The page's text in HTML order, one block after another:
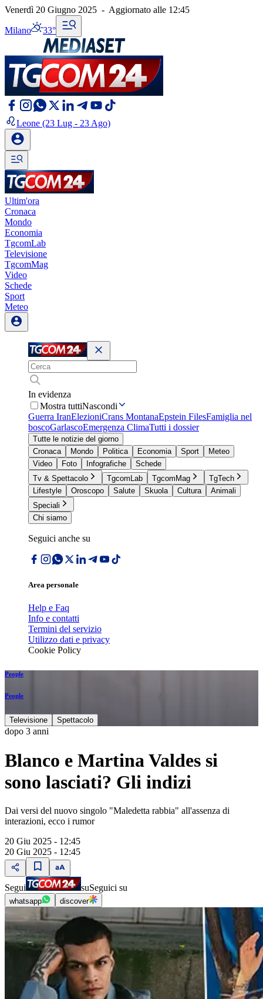
Venerdì 20 Giugno 2025 - Aggiornato alle 12:45
Milano 33°
Leone (23 Lug - 23 Ago)
Ultim'ora
Cronaca
Mondo
Economia
TgcomLab
Televisione
TgcomMag
Video
Schede
Sport
Meteo
In evidenza
Mostra tuttiNascondi
Guerra IranElezioniCrans MontanaEpstein FilesFamiglia nel
boscoGarlascoEmergenza ClimaTutti i dossier
Tutte le notizie del giorno
Cronaca
Mondo Politica Economia Sport
Meteo
Video
Foto Infografiche
Schede
Tv & Spettacolo
TgcomLab TgcomMag
TgTech
Lifestyle
Oroscopo Salute Skuola Cultura
Animali
Speciali
Chi siamo
Seguici anche su
Area personale
Help e Faq
Info e contatti
Termini del servizio
Utilizzo dati e privacy
Cookie Policy
People
People
Televisione Spettacolo
dopo 3 anni
Blanco e Martina Valdes si
sono lasciati? Gli indizi
Dai versi del nuovo singolo "Maledetta rabbia" all'assenza di
interazioni, ecco i rumor
20 Giu 2025 - 12:45
20 Giu 2025 - 12:45
Segui suSeguici su
whatsapp discover